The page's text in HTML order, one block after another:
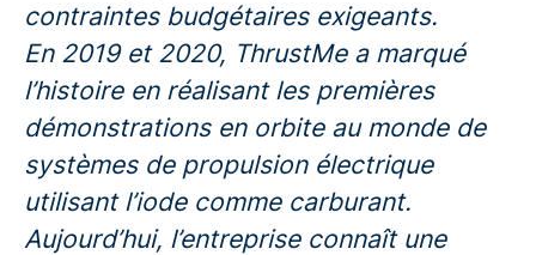
contraintes budgétaires exigeants.
En 2019 et 2020, ThrustMe a marqué
l’histoire en réalisant les premières
démonstrations en orbite au monde de
systèmes de propulsion électrique
utilisant l’iode comme carburant.
Aujourd’hui, l’entreprise connaît une